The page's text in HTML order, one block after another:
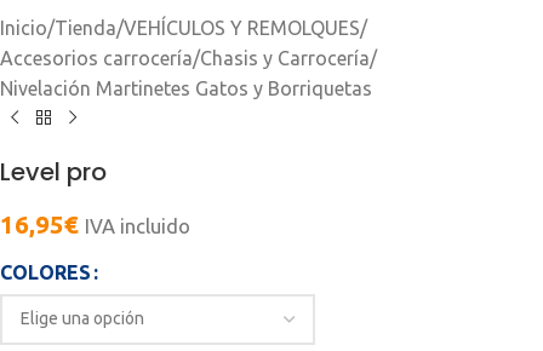
Inicio/Tienda/VEHÍCULOS Y REMOLQUES/
Accesorios carrocería/Chasis y Carrocería/
Nivelación Martinetes Gatos y Borriquetas
Level pro
16,95€ IVA incluido
COLORES